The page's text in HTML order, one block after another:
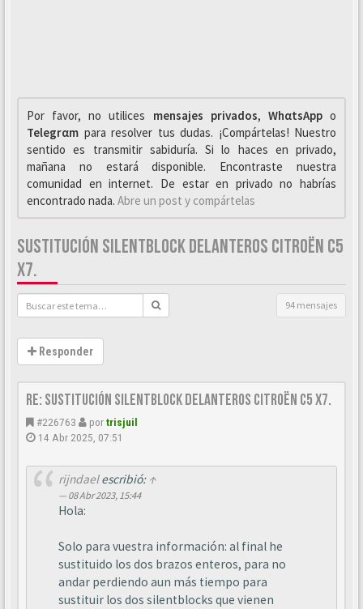
Por favor, no utilices mensajes privados, WhαtsAppo
Telegrαm para resolver tus dudas. ¡Compártelas! Nuestro
sentido es transmitir sabiduría. Si lo haces en privado,
mañana no estará disponible. Encontraste nuestra
comunidad en internet. De estar en privado no habrías
encontrado nada. Abre un post y compártelas
SUSTITUCIÓN SILENTBLOCK DELANTEROS CITROËN C5
X7.
94 mensajes
Responder
Re: Sustitución SILENTBLOCK delanteros Citroën C5 X7.
#226763 portrisjuil
14 Abr 2025, 07:51
rijndaelescribió: ↑
08 Abr 2023, 15:44
Hola:
Solo para vuestra información: al final he
sustituido los dos brazos enteros, para no
andar perdiendo aun más tiempo para
sustituir los dos silentblocks que vienen